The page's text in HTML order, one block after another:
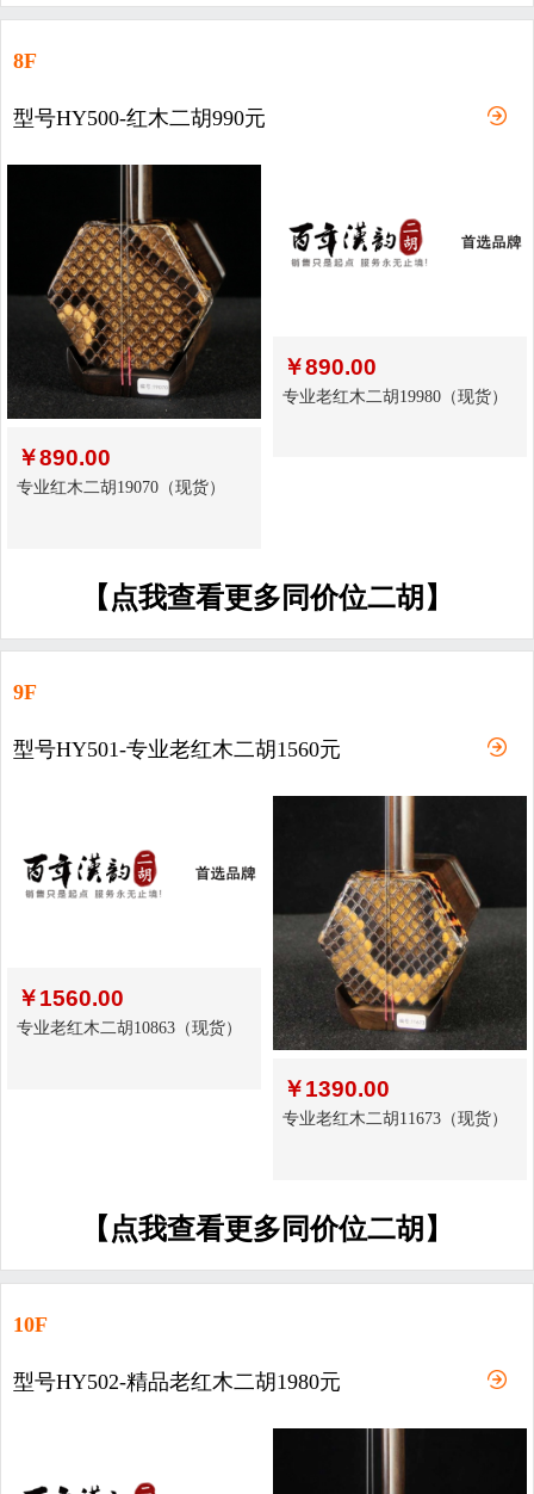
8F
型号HY500-红木二胡990元
￥890.00
专业红木二胡19070（现货）
￥890.00
专业老红木二胡19980（现货）
【点我查看更多同价位二胡】
9F
型号HY501-专业老红木二胡1560元
￥1560.00
专业老红木二胡10863（现货）
￥1390.00
专业老红木二胡11673（现货）
【点我查看更多同价位二胡】
10F
型号HY502-精品老红木二胡1980元